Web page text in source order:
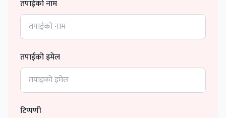
तपाईको नाम
तपाईको इमेल
टिप्पणी